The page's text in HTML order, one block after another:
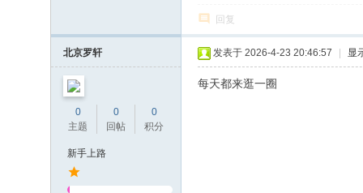
回复
北京罗轩
0
主题
0
回帖
0
积分
新手上路
发表于 2026-4-23 20:46:57 显
每天都来逛一圈